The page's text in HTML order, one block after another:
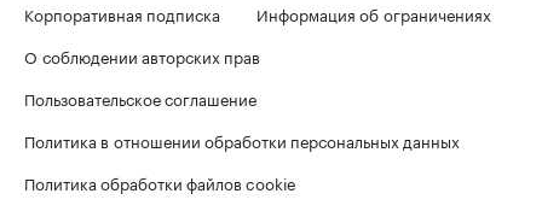
Корпоративная подписка
Информация об ограничениях
О соблюдении авторских прав
Пользовательское соглашение
Политика в отношении обработки персональных данных
Политика обработки файлов cookie